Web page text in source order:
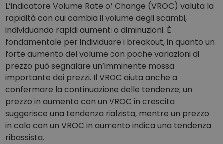
L’indicatore Volume Rate of Change (VROC) valuta la
rapidità con cui cambia il volume degli scambi,
individuando rapidi aumenti o diminuzioni. È
fondamentale per individuare i breakout, in quanto un
forte aumento del volume con poche variazioni di
prezzo può segnalare un’imminente mossa
importante dei prezzi. Il VROC aiuta anche a
confermare la continuazione delle tendenze; un
prezzo in aumento con un VROC in crescita
suggerisce una tendenza rialzista, mentre un prezzo
in calo con un VROC in aumento indica una tendenza
ribassista.